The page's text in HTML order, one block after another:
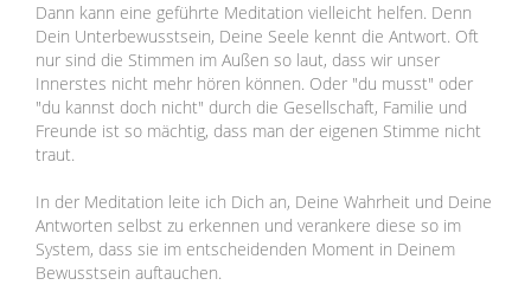
Dann kann eine geführte Meditation vielleicht helfen. Denn
Dein Unterbewusstsein, Deine Seele kennt die Antwort. Oft
nur sind die Stimmen im Außen so laut, dass wir unser
Innerstes nicht mehr hören können. Oder "du musst" oder
"du kannst doch nicht" durch die Gesellschaft, Familie und
Freunde ist so mächtig, dass man der eigenen Stimme nicht
traut.
In der Meditation leite ich Dich an, Deine Wahrheit und Deine
Antworten selbst zu erkennen und verankere diese so im
System, dass sie im entscheidenden Moment in Deinem
Bewusstsein auftauchen.